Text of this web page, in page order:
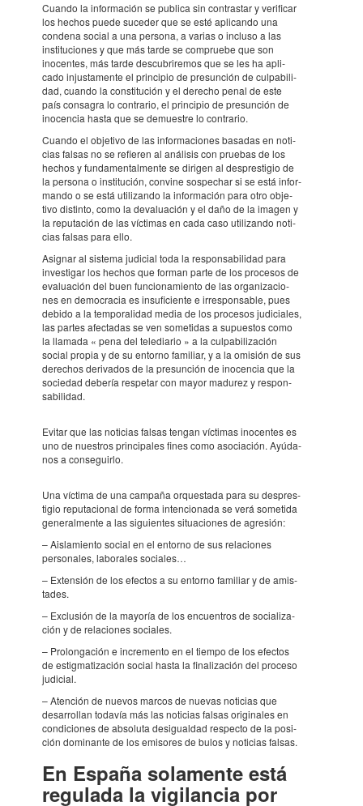
Cuando la infor­ma­ción se publica sin contras­tar y veri­fi­car
los hechos puede suce­der que se esté apli­cando una
condena social a una persona, a varias o incluso a las
insti­tu­ci­o­nes y que más tarde se compru­ebe que son
inocen­tes, más tarde descu­bri­re­mos que se les ha apli­
cado injus­ta­mente el prin­ci­pio de presun­ción de culpa­bi­li­
dad, cuando la cons­ti­tu­ción y el dere­cho penal de este
país consa­gra lo contra­rio, el prin­ci­pio de presun­ción de
inocen­cia hasta que se demu­es­tre lo contra­rio.
Cuando el obje­tivo de las infor­ma­ci­o­nes basa­das en noti­
cias falsas no se refi­e­ren al análi­sis con prue­bas de los
hechos y funda­men­tal­mente se diri­gen al despres­ti­gio de
la persona o insti­tu­ción, convine sospe­char si se está infor­
mando o se está utili­zando la infor­ma­ción para otro obje­
tivo distinto, como la deva­lu­a­ción y el daño de la imagen y
la repu­ta­ción de las vícti­mas en cada caso utili­zando noti­
cias falsas para ello.
Asig­nar al sistema judi­cial toda la respon­sa­bi­li­dad para
inves­ti­gar los hechos que forman parte de los proce­sos de
evalu­a­ción del buen funci­o­na­mi­ento de las orga­ni­za­ci­o­
nes en demo­cra­cia es insu­fi­ci­ente e irres­pon­sa­ble, pues
debido a la tempo­ra­li­dad media de los proce­sos judi­ci­a­les,
las partes afec­ta­das se ven some­ti­das a supu­es­tos como
la llamada « pena del tele­di­a­rio » a la culpa­bi­li­za­ción
social propia y de su entorno fami­liar, y a la omisión de sus
dere­chos deri­va­dos de la presun­ción de inocen­cia que la
soci­e­dad debe­ría respe­tar con mayor madu­rez y respon­
sa­bi­li­dad.
Evitar que las noti­cias falsas tengan vícti­mas inocen­tes es
uno de nues­tros prin­ci­pa­les fines como asoci­a­ción. Ayúda­
nos a conse­guirlo.
Una víctima de una campaña orques­tada para su despres­
ti­gio repu­ta­ci­o­nal de forma inten­ci­o­nada se verá some­tida
gene­ral­mente a las sigui­en­tes situ­a­ci­o­nes de agre­sión:
– Aisla­mi­ento social en el entorno de sus rela­ci­o­nes
perso­na­les, labo­ra­les soci­a­les…
– Exten­sión de los efec­tos a su entorno fami­liar y de amis­
ta­des.
– Exclu­sión de la mayo­ría de los encu­en­tros de soci­a­li­za­
ción y de rela­ci­o­nes soci­a­les.
– Prolon­ga­ción e incre­mento en el tiempo de los efec­tos
de estig­ma­ti­za­ción social hasta la fina­li­za­ción del proceso
judi­cial.
– Aten­ción de nuevos marcos de nuevas noti­cias que
desar­ro­llan toda­vía más las noti­cias falsas origi­na­les en
condi­ci­o­nes de abso­luta desi­gual­dad respecto de la posi­
ción domi­nante de los emiso­res de bulos y noti­cias falsas.
En España sola­mente está
regu­lada la vigi­lan­cia por